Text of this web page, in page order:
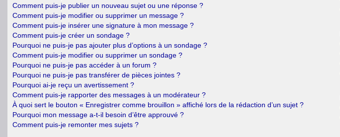
Comment puis-je publier un nouveau sujet ou une réponse ?
Comment puis-je modifier ou supprimer un message ?
Comment puis-je insérer une signature à mon message ?
Comment puis-je créer un sondage ?
Pourquoi ne puis-je pas ajouter plus d’options à un sondage ?
Comment puis-je modifier ou supprimer un sondage ?
Pourquoi ne puis-je pas accéder à un forum ?
Pourquoi ne puis-je pas transférer de pièces jointes ?
Pourquoi ai-je reçu un avertissement ?
Comment puis-je rapporter des messages à un modérateur ?
À quoi sert le bouton « Enregistrer comme brouillon » affiché lors de la rédaction d’un sujet ?
Pourquoi mon message a-t-il besoin d’être approuvé ?
Comment puis-je remonter mes sujets ?